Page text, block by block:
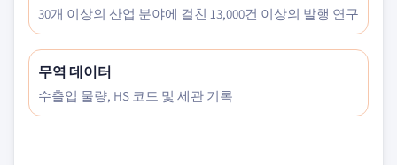
30개 이상의 산업 분야에 걸친 13,000건 이상의 발행 연구
무역 데이터
수출입 물량, HS 코드 및 세관 기록